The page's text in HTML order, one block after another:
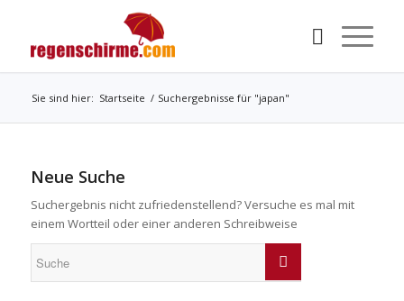
Sie sind hier: Startseite / Suchergebnisse für "japan"
Neue Suche
Suchergebnis nicht zufriedenstellend? Versuche es mal mit
einem Wortteil oder einer anderen Schreibweise